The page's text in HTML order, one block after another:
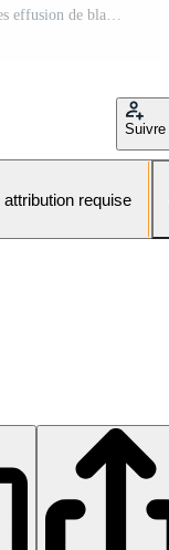
divers coloré ordonnance antibiotique capsules effusion de blanc pot bouteille Plastique sur une bleu bg Photo Pro
Suivre
requise